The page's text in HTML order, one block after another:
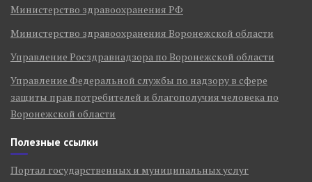
Министерство здравоохранения РФ
Министерство здравоохранения Воронежской области
Управление Росздравнадзора по Воронежской области
Управление Федеральной службы по надзору в сфере
защиты прав потребителей и благополучия человека по
Воронежской области
Полезные ссылки
Портал государственных и муниципальных услуг